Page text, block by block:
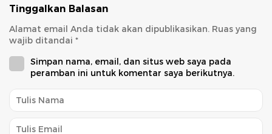
Tinggalkan Balasan
Alamat email Anda tidak akan dipublikasikan. Ruas yang
wajib ditandai *
Simpan nama, email, dan situs web saya pada
peramban ini untuk komentar saya berikutnya.